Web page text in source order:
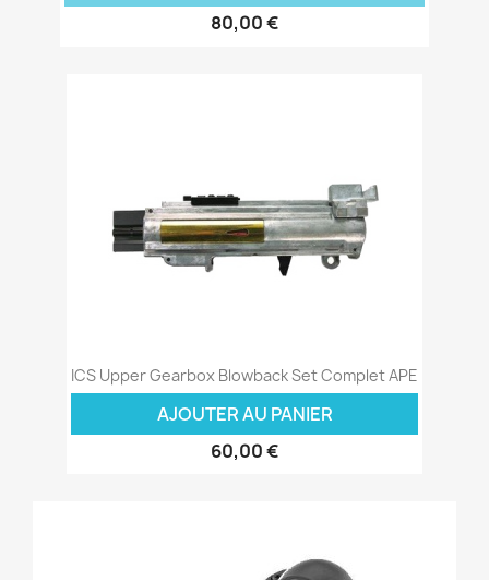
80,00 €
ICS Upper Gearbox Blowback Set Complet APE
AJOUTER AU PANIER
60,00 €